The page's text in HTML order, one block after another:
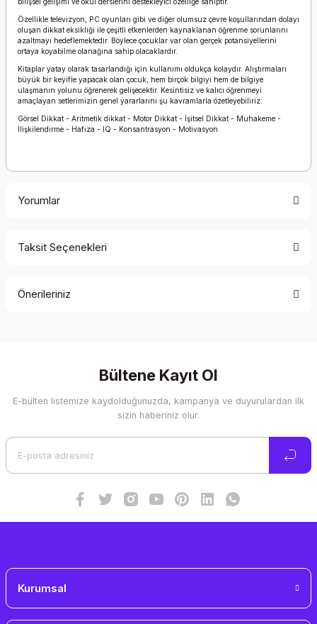
Özellikle televizyon, PC oyunları gibi ve diğer olumsuz çevre koşullarından dolayı
oluşan dikkat eksikliği ile çeşitli etkenlerden kaynaklanan öğrenme sorunlarını
azaltmayı hedeflemektedir. Böylece çocuklar var olan gerçek potansiyellerini
ortaya koyabilme olanağına sahip olacaklardır.
Kitaplar yatay olarak tasarlandığı için kullanımı oldukça kolaydır. Alıştırmaları
büyük bir keyifle yapacak olan çocuk, hem birçok bilgiyi hem de bilgiye
ulaşmanın yolunu öğrenerek gelişecektir. Kesintisiz ve kalıcı öğrenmeyi
amaçlayan setlerimizin genel yararlarını şu kavramlarla özetleyebiliriz:
Görsel Dikkat - Aritmetik dikkat - Motor Dikkat - İşitsel Dikkat - Muhakeme -
İlişkilendirme - Hafıza - IQ - Konsantrasyon - Motivasyon
Yorumlar
Taksit Seçenekleri
Önerileriniz
Görüş ve önerileriniz için teşekkür ederiz.
Ürün resmi kalitesiz, bozuk veya görüntülenemiyor.
Bültene Kayıt Ol
E-bülten listemize kaydolduğunuzda, kampanya ve duyurulardan ilk
sizin haberiniz olur.
Kurumsal